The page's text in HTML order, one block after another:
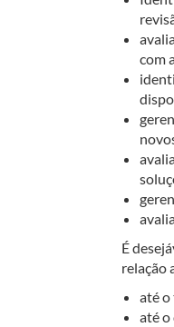
com
É
relação
até
até